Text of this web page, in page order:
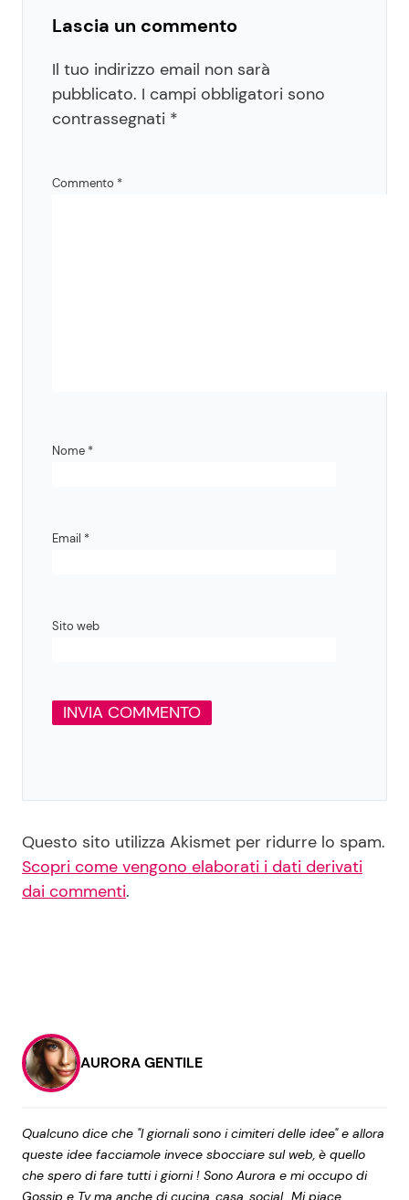
Lascia un commento
Il tuo indirizzo email non sarà
pubblicato. I campi obbligatori sono
contrassegnati *
Commento *
Nome *
Email *
Sito web
Questo sito utilizza Akismet per ridurre lo spam.
Scopri come vengono elaborati i dati derivati
dai commenti.
AURORA GENTILE
Qualcuno dice che "I giornali sono i cimiteri delle idee" e allora
queste idee facciamole invece sbocciare sul web, è quello
che spero di fare tutti i giorni ! Sono Aurora e mi occupo di
Gossip e Tv ma anche di cucina, casa, social...Mi piace